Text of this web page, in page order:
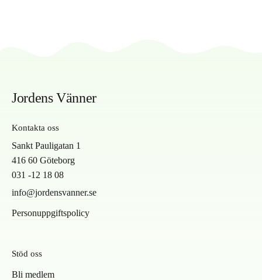
Jordens Vänner
Kontakta oss
Sankt Pauligatan 1
416 60 Göteborg
031 -12 18 08
info@jordensvanner.se
Personuppgiftspolicy
Stöd oss
Bli medlem